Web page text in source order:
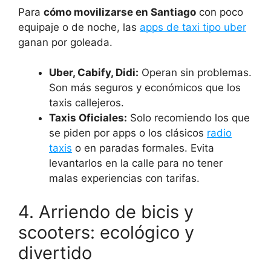
Para cómo movilizarse en Santiago con poco
equipaje o de noche, las apps de taxi tipo uber
ganan por goleada.
Uber, Cabify, Didi: Operan sin problemas.
Son más seguros y económicos que los
taxis callejeros.
Taxis Oficiales: Solo recomiendo los que
se piden por apps o los clásicos radio
taxis o en paradas formales. Evita
levantarlos en la calle para no tener
malas experiencias con tarifas.
4. Arriendo de bicis y
scooters: ecológico y
divertido